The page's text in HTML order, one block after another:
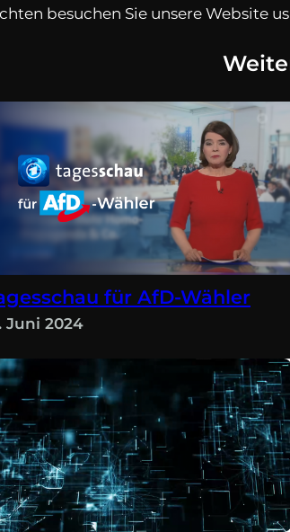
besuchen Sie unsere Website
für AfD-Wähler
Juni 2024